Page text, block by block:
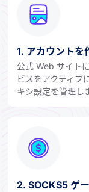
1. アカウントを
公式 Web サイト
ビスをアクティブ
キシ設定を管理し
2. SOCKS5 ゲ